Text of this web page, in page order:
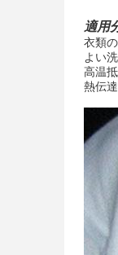
適用
衣類
よい
高温
熱伝